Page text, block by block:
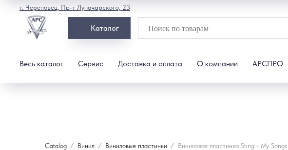
Каталог
Весь каталог Сервис Доставка и оплата О компании АРСПРО
г. Череповец, Пр-т Луначарского, 23
Catalog Винил Виниловые пластинки Виниловая пластинка Sting - My Songs